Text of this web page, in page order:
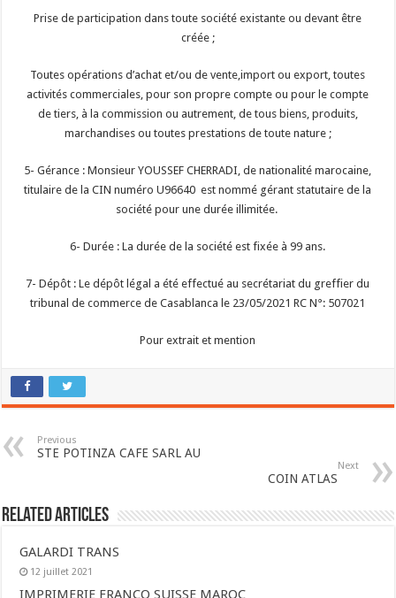
Prise de participation dans toute société existante ou devant être
créée ;
Toutes opérations d’achat et/ou de vente,import ou export, toutes
activités commerciales, pour son propre compte ou pour le compte
de tiers, à la commission ou autrement, de tous biens, produits,
marchandises ou toutes prestations de toute nature ;
5- Gérance : Monsieur YOUSSEF CHERRADI, de nationalité marocaine,
titulaire de la CIN numéro U96640 est nommé gérant statutaire de la
société pour une durée illimitée.
6- Durée : La durée de la société est fixée à 99 ans.
7- Dépôt : Le dépôt légal a été effectué au secrétariat du greffier du
tribunal de commerce de Casablanca le 23/05/2021 RC N°: 507021
Pour extrait et mention
Previous
STE POTINZA CAFE SARL AU
Next
COIN ATLAS
Related Articles
GALARDI TRANS
12 juillet 2021
IMPRIMERIE FRANCO SUISSE MAROC